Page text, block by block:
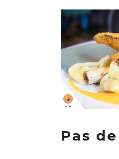
Pas